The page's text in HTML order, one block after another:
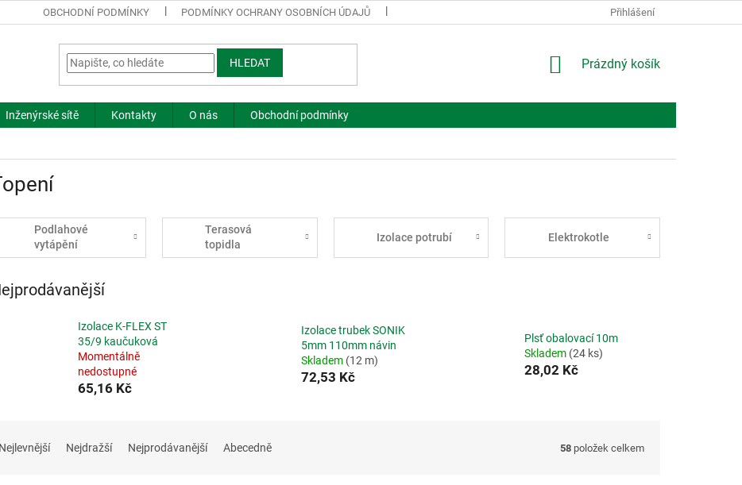
OBCHODNÍ PODMÍNKY PODMÍNKY OCHRANY OSOBNÍCH ÚDAJŮ Přihlášení
HLEDAT
NÁKUPNÍ
Prázdný košík
Inženýrské sítě Kontakty O nás Obchodní podmínky
Podlahové
vytápění
Terasová
topidla
Izolace potrubí Elektrokotle
Izolace K-FLEX ST
35/9 kaučuková
Momentálně
nedostupné
65,16 Kč
Izolace trubek SONIK
5mm 110mm návin
Skladem (12 m)
72,53 Kč
Plsť obalovací 10m
Skladem (24 ks)
28,02 Kč
Nejlevnější Nejdražší Nejprodávanější Abecedně 58 položek celkem